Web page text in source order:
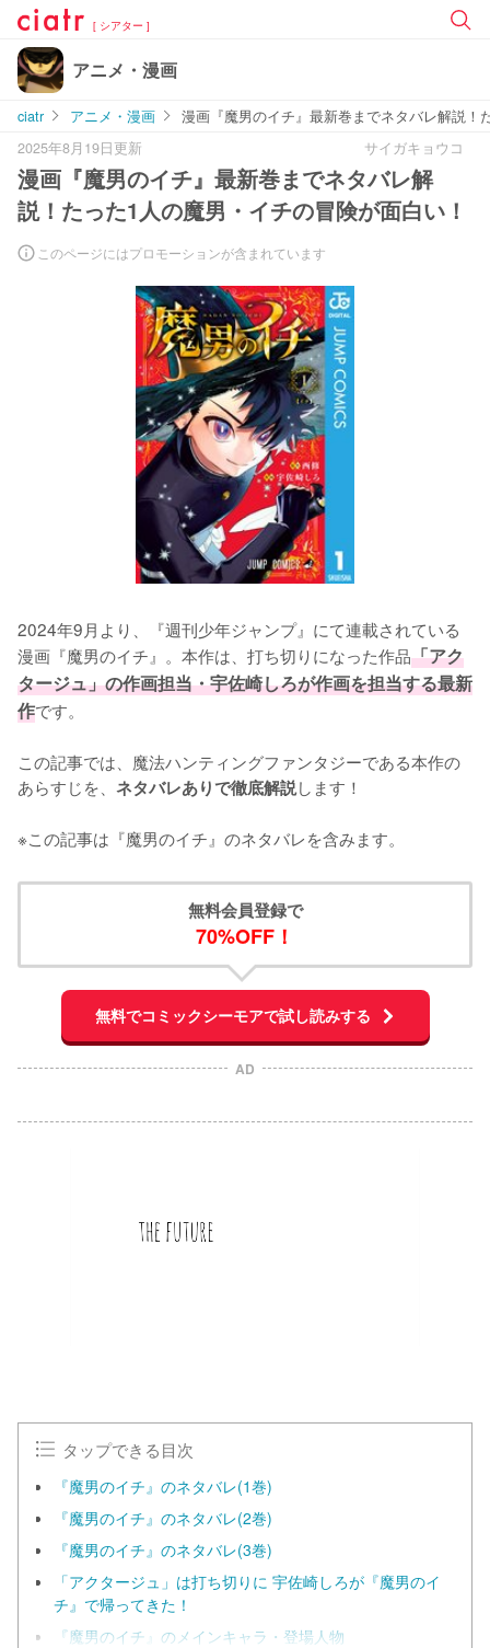
[ シアター ]
アニメ・漫画
ciatr アニメ・漫画
漫画『魔男のイチ』最新巻までネタバレ解説！
2025年8月19日更新
サイガキョウコ
漫画『魔男のイチ』最新巻までネタバレ解
説！たった1人の魔男・イチの冒険が面白い！
このページにはプロモーションが含まれています
2024年9月より、『週刊少年ジャンプ』にて連載されている
漫画『魔男のイチ』。本作は、打ち切りになった作品「アク
タージュ」の作画担当・宇佐崎しろが作画を担当する最新
作です。
この記事では、魔法ハンティングファンタジーである本作の
あらすじを、 ネタバレありで徹底解説します！
※この記事は『魔男のイチ』のネタバレを含みます。
無料会員登録で
70%OFF！
無料でコミックシーモアで試し読みする
AD
タップできる目次
『魔男のイチ』のネタバレ(1巻)
『魔男のイチ』のネタバレ(2巻)
『魔男のイチ』のネタバレ(3巻)
「アクタージュ」は打ち切りに 宇佐崎しろが『魔男のイ
チ』で帰ってきた！
『魔男のイチ』のメインキャラ・登場人物